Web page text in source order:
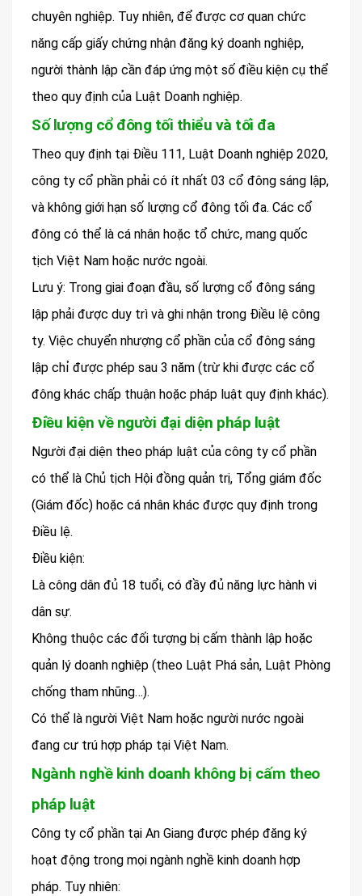
chuyên nghiệp. Tuy nhiên, để được cơ quan chức
năng cấp giấy chứng nhận đăng ký doanh nghiệp,
người thành lập cần đáp ứng một số điều kiện cụ thể
theo quy định của Luật Doanh nghiệp.
Số lượng cổ đông tối thiểu và tối đa
Theo quy định tại Điều 111, Luật Doanh nghiệp 2020,
công ty cổ phần phải có ít nhất 03 cổ đông sáng lập,
và không giới hạn số lượng cổ đông tối đa. Các cổ
đông có thể là cá nhân hoặc tổ chức, mang quốc
tịch Việt Nam hoặc nước ngoài.
Lưu ý: Trong giai đoạn đầu, số lượng cổ đông sáng
lập phải được duy trì và ghi nhận trong Điều lệ công
ty. Việc chuyển nhượng cổ phần của cổ đông sáng
lập chỉ được phép sau 3 năm (trừ khi được các cổ
đông khác chấp thuận hoặc pháp luật quy định khác).
Điều kiện về người đại diện pháp luật
Người đại diện theo pháp luật của công ty cổ phần
có thể là Chủ tịch Hội đồng quản trị, Tổng giám đốc
(Giám đốc) hoặc cá nhân khác được quy định trong
Điều lệ.
Điều kiện:
Là công dân đủ 18 tuổi, có đầy đủ năng lực hành vi
dân sự.
Không thuộc các đối tượng bị cấm thành lập hoặc
quản lý doanh nghiệp (theo Luật Phá sản, Luật Phòng
chống tham nhũng…).
Có thể là người Việt Nam hoặc người nước ngoài
đang cư trú hợp pháp tại Việt Nam.
Ngành nghề kinh doanh không bị cấm theo
pháp luật
Công ty cổ phần tại An Giang được phép đăng ký
hoạt động trong mọi ngành nghề kinh doanh hợp
pháp. Tuy nhiên: